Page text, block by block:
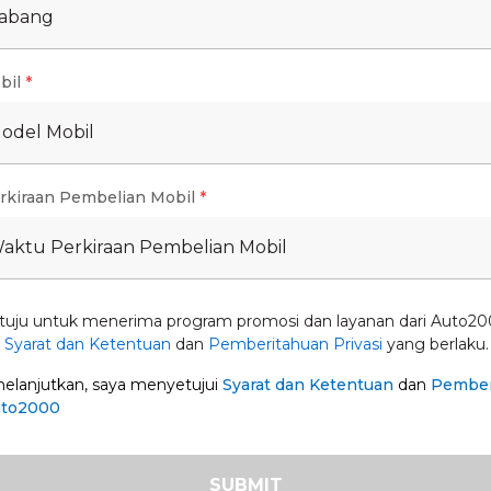
komponen mobil. Begitu bermasalah
pentingnya menjaga kondisi mobil. Padahal
yakni servis berkala cukup 6 bulan sekali,
berbagai hal terkait mengemudi di jalan tol
Auto2000 siap membantu perawatan mobil
manfaatkan pula berbagai promo yang
Business Division Head Auto2000, Jumat
SINI
perubahan dan perbedaan, menyesuaikan
teknologi dan kebijakan tertentu tanpa
*
Mobil
Pembelian Mobil *
Perkiraan Pembelian Mobil
untuk menerima program promosi dan layanan dari
Syarat dan Ketentuan dan Pemberitahuan Privasi yang berlaku.
saya menyetujui Syarat dan Ketentuan dan
SUBMIT